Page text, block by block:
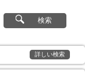
検索
詳しい検索